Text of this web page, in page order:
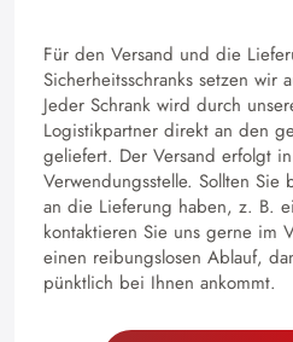
Für den Versand und die
Sicherheitsschranks setzen wir
Jeder Schrank wird durch
Logistikpartner direkt an den
geliefert. Der Versand erfolgt
Verwendungsstelle. Sollten
an die Lieferung haben, z. B.
kontaktieren Sie uns gerne im
einen reibungslosen Ablauf,
pünktlich bei Ihnen ankommt.